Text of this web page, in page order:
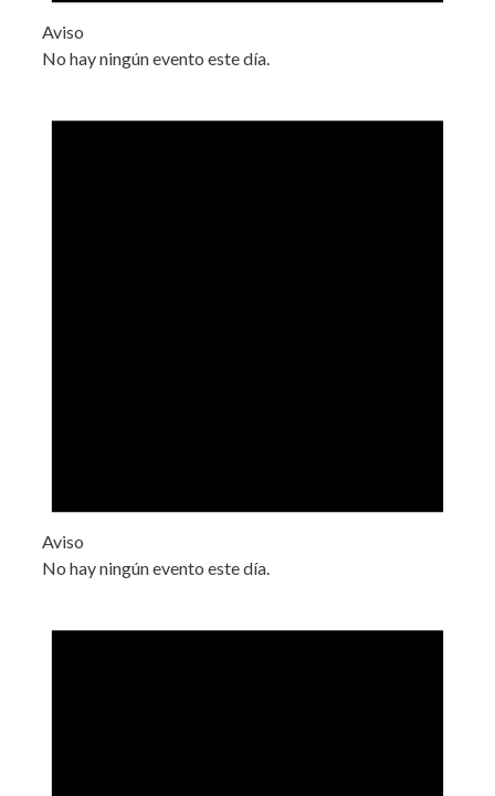
Aviso
No hay ningún evento este día.
Aviso
No hay ningún evento este día.